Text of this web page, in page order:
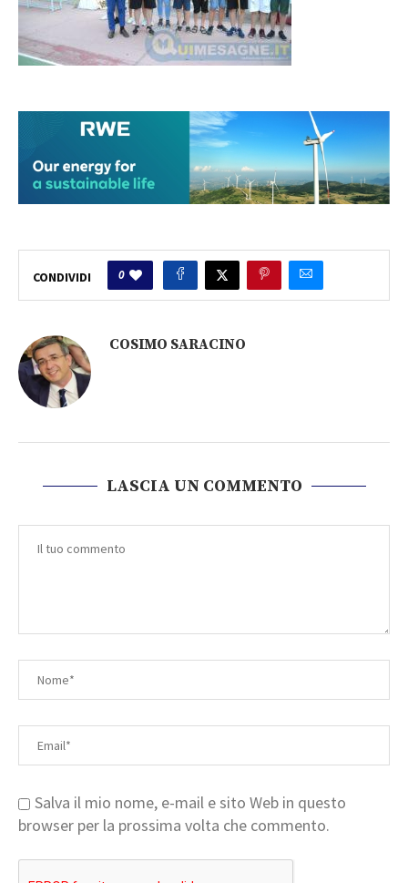
CONDIVIDI 0
COSIMO SARACINO
LASCIA UN COMMENTO
Salva il mio nome, e-mail e sito Web in questo
browser per la prossima volta che commento.